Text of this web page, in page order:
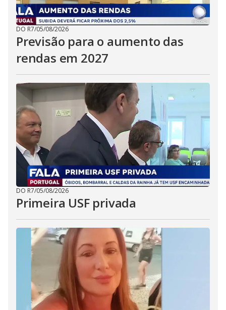
DO R7/05/08/2026
Previsão para o aumento das
rendas em 2027
DO R7/05/08/2026
Primeira USF privada